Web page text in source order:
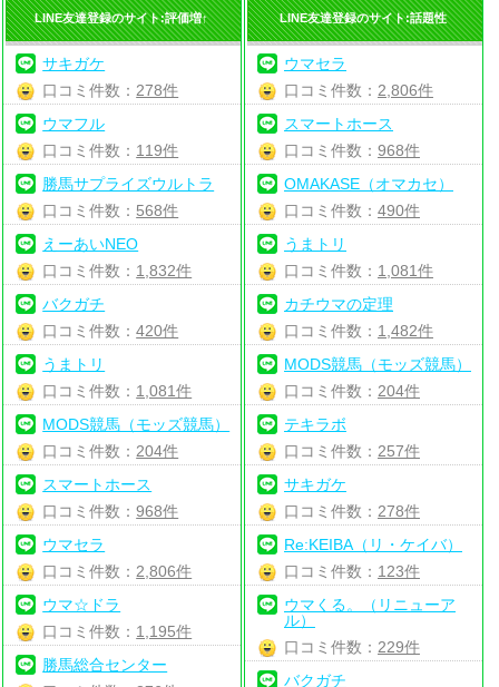
LINE友達登録のサイト:評価増↑
サキガケ
口コミ件数： 278件
ウマフル
口コミ件数： 119件
勝馬サプライズウルトラ
口コミ件数： 568件
えーあいNEO
口コミ件数： 1,832件
バクガチ
口コミ件数：420件
うまトリ
口コミ件数： 1,081件
MODS競馬（モッズ競馬）
口コミ件数： 204件
スマートホース
口コミ件数：968件
ウマセラ
口コミ件数： 2,806件
ウマ☆ドラ
口コミ件数： 1,195件
勝馬総合センター
LINE友達登録のサイト:話題性
ウマセラ
口コミ件数： 2,806件
スマートホース
口コミ件数： 968件
OMAKASE（オマカセ）
口コミ件数： 490件
うまトリ
口コミ件数： 1,081件
カチウマの定理
口コミ件数： 1,482件
MODS競馬（モッズ競馬）
口コミ件数： 204件
テキラボ
口コミ件数： 257件
サキガケ
口コミ件数： 278件
Re:KEIBA（リ・ケイバ）
口コミ件数： 123件
ウマくる。（リニューア
ル）
口コミ件数： 229件
バクガチ